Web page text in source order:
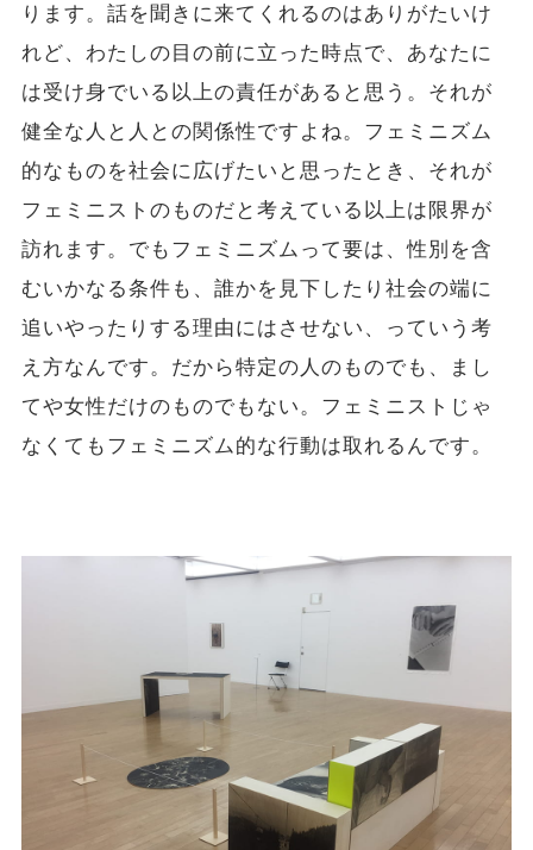
ります。話を聞きに来てくれるのはありがたいけ
れど、わたしの目の前に立った時点で、あなたに
は受け身でいる以上の責任があると思う。それが
健全な人と人との関係性ですよね。フェミニズム
的なものを社会に広げたいと思ったとき、それが
フェミニストのものだと考えている以上は限界が
訪れます。でもフェミニズムって要は、性別を含
むいかなる条件も、誰かを見下したり社会の端に
追いやったりする理由にはさせない、っていう考
え方なんです。だから特定の人のものでも、
まし
てや女性だけのものでもない。フェミニストじゃ
なくてもフェミニズム的な行動は取れるんです。